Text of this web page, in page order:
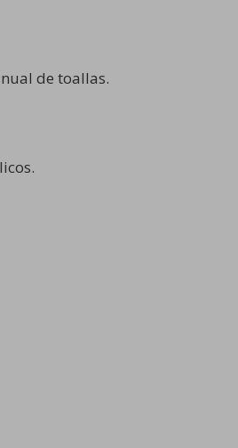
de toallas.